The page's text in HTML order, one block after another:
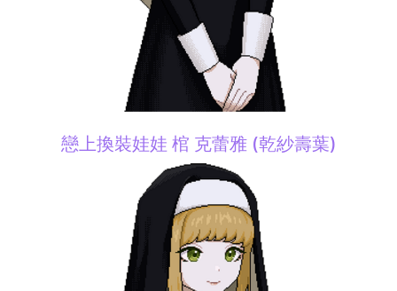
戀上換裝娃娃 棺 克蕾雅 (乾紗壽葉)